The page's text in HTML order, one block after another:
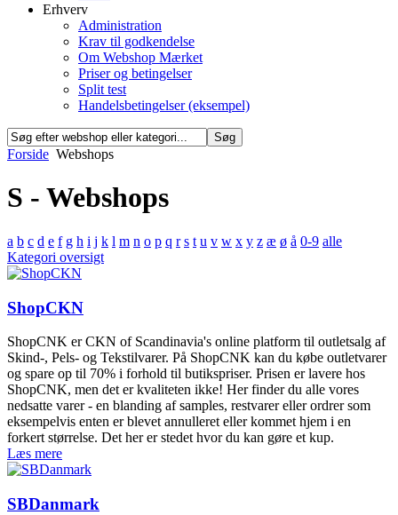
Erhverv
Administration
Krav til godkendelse
Om Webshop Mærket
Priser og betingelser
Split test
Handelsbetingelser (eksempel)
Forside Webshops
S - Webshops
a b c d e f g h i j k l m n o p q r s t u v w x y z æ ø å 0-9 alle
Kategori oversigt
ShopCKN
ShopCNK er CKN of Scandinavia's online platform til outletsalg af
Skind-, Pels- og Tekstilvarer. På ShopCNK kan du købe outletvarer
og spare op til 70% i forhold til butikspriser. Prisen er lavere hos
ShopCNK, men det er kvaliteten ikke! Her finder du alle vores
nedsatte varer - en blanding af samples, restvarer eller ordrer som
eksempelvis enten er blevet annulleret eller kommet hjem i en
forkert størrelse. Det her er stedet hvor du kan gøre et kup.
Læs mere
SBDanmark